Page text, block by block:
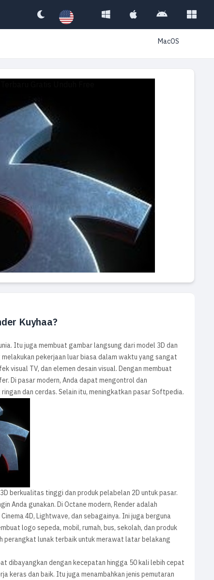
MacOS
Kuyhaa?
Itu juga membuat gambar langsung dari model 3D dan
pekerjaan luar biasa dalam waktu yang sangat
visual TV, dan elemen desain visual. Dengan membuat
Di pasar modern, Anda dapat mengontrol dan
dan cerdas. Selain itu, meningkatkan pasar Softpedia.
berkualitas tinggi dan produk pelabelan 2D untuk pasar.
Anda gunakan. Di Octane modern, Render adalah
4D, Lightwave, dan sebagainya. Ini juga berguna
logo sepeda, mobil, rumah, bus, sekolah, dan produk
perangkat lunak terbaik untuk merawat latar belakang
dibayangkan dengan kecepatan hingga 50 kali lebih cepat
keras dan baik. Itu juga menambahkan jenis pemutaran